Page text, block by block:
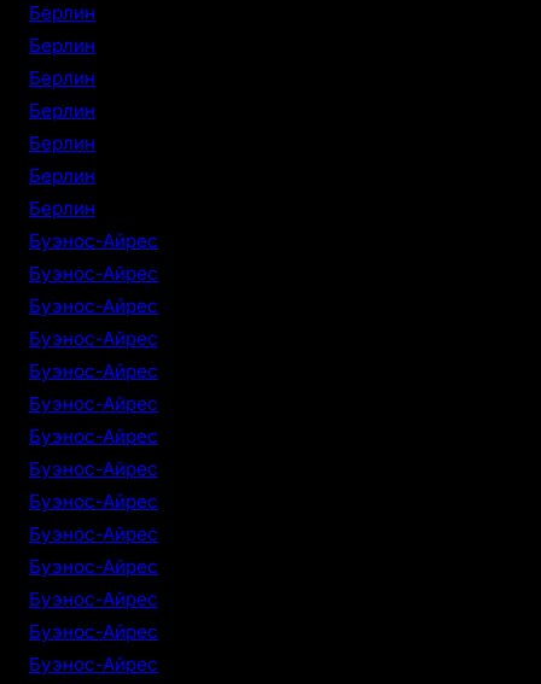
Берлин
Берлин
Берлин
Берлин
Берлин
Берлин
Берлин
Буэнос-Айрес
Буэнос-Айрес
Буэнос-Айрес
Буэнос-Айрес
Буэнос-Айрес
Буэнос-Айрес
Буэнос-Айрес
Буэнос-Айрес
Буэнос-Айрес
Буэнос-Айрес
Буэнос-Айрес
Буэнос-Айрес
Буэнос-Айрес
Буэнос-Айрес